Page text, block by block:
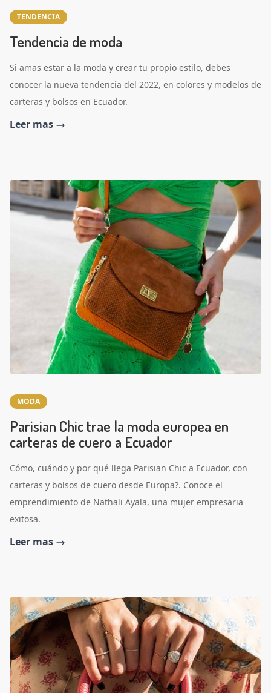
TENDENCIA
Tendencia de moda
Si amas estar a la moda y crear tu propio estilo, debes
conocer la nueva tendencia del 2022, en colores y modelos de
carteras y bolsos en Ecuador.
Leer mas
MODA
Parisian Chic trae la moda europea en
carteras de cuero a Ecuador
Cómo, cuándo y por qué llega Parisian Chic a Ecuador, con
carteras y bolsos de cuero desde Europa?. Conoce el
emprendimiento de Nathali Ayala, una mujer empresaria
exitosa.
Leer mas